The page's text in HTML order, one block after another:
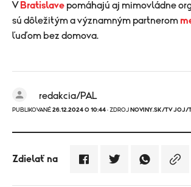
V Bratislave pomáhajú aj mimovládne
sú dôležitým a významným partnerom
ľuďom bez domova.
redakcia/PAL
PUBLIKOVANÉ 26.12.2024 O 10:44 · ZDROJ NOVINY.SK/TV JOJ/
Zdielať na